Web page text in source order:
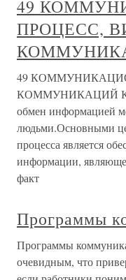
49
ПРОЦЕСС,
49
КОММУНИКАЦИЙ
обмен информацией
людьми.Основными
процесса является
информации,
факт
Программы
Программы
очевидным, что